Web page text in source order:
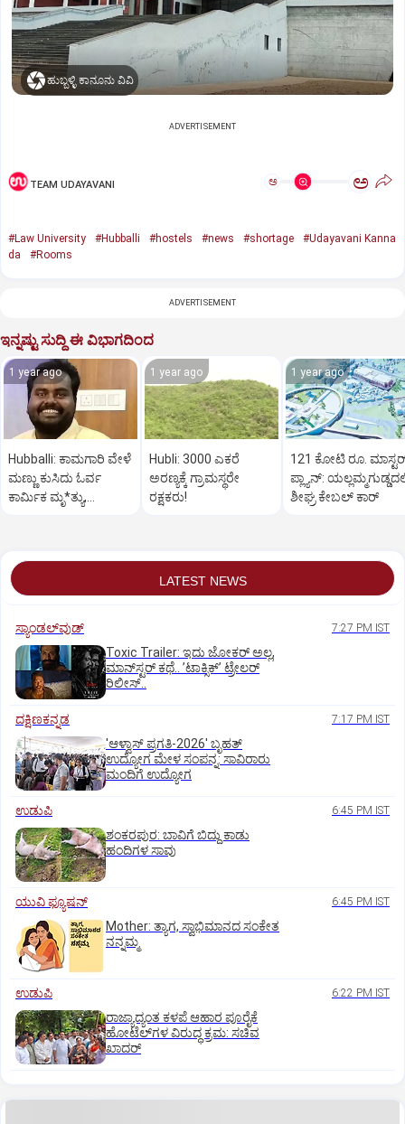
ಹುಬ್ಬಳ್ಳಿ ಕಾನೂನು ವಿವಿ
ADVERTISEMENT
TEAM UDAYAVANI ಅ ಅ
#Law University #Hubballi #hostels #news #shortage
#Udayavani Kanna
da
#Rooms
ADVERTISEMENT
ಇನ್ನಷ್ಟು ಸುದ್ದಿ ಈ ವಿಭಾಗದಿಂದ
1 year ago
Hubballi: ಕಾಮಗಾರಿ ವೇಳೆ
ಮಣ್ಣು ಕುಸಿದು ಓರ್ವ
ಕಾರ್ಮಿಕ ಮೃ*ತ್ಯು,
1 year ago
Hubli: 3000 ಎಕರೆ
ಅರಣ್ಯಕ್ಕೆ ಗ್ರಾಮಸ್ಥರೇ
ರಕ್ಷಕರು!
1 year ago
121 ಕೋಟಿ ರೂ.
‌ಪ್ಲ್ಯಾನ್:
ಶೀಘ್ರ ಕೇಬಲ್‌ ಕಾರ್‌
LATEST NEWS
ಸ್ಯಾಂಡಲ್‌ವುಡ್‌ 7:27 PM IST
Toxic Trailer: ಇದು ಜೋಕರ್‌ ಅಲ್ಲ,
ಮಾನ್‌ಸ್ಟರ್‌ ಕಥೆ.. ʼಟಾಕ್ಸಿಕ್‌ʼ ಟ್ರೇಲರ್‌
ರಿಲೀಸ್..
ದಕ್ಷಿಣಕನ್ನಡ 7:17 PM IST
'ಆಳ್ವಾಸ್‌ ಪ್ರಗತಿ-2026' ಬೃಹತ್
ಉದ್ಯೋಗ ಮೇಳ ಸಂಪನ್ನ: ಸಾವಿರಾರು
ಮಂದಿಗೆ ಉದ್ಯೋಗ
ಉಡುಪಿ 6:45 PM IST
ಶಂಕರಪುರ: ಬಾವಿಗೆ ಬಿದ್ದು ಕಾಡು
ಹಂದಿಗಳ ಸಾವು
ಯುವಿ ಫ್ಯೂಷನ್ 6:45 PM IST
Mother: ತ್ಯಾಗ, ಸ್ವಾಭಿಮಾನದ ಸಂಕೇತ
ನನ್ನಮ್ಮ
ಉಡುಪಿ 6:22 PM IST
ರಾಜ್ಯಾದ್ಯಂತ ಕಳಪೆ ಆಹಾರ ಪೂರೈಕೆ
ಹೋಟೆಲ್‌ಗಳ ವಿರುದ್ಧ ಕ್ರಮ: ಸಚಿವ
ಖಾದರ್